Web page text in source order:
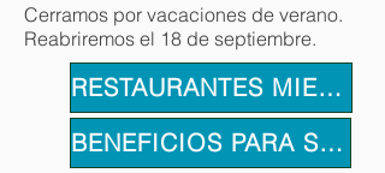
Cerramos por vacaciones de verano.
Reabriremos el 18 de septiembre.
RESTAURANTES MIEMBROS
BENEFICIOS PARA SOCIOS